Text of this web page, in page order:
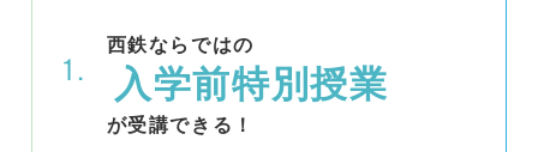
西鉄ならではの
入学前特別授業
が受講できる！